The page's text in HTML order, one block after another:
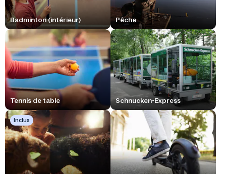
Badminton (intérieur) Pêche
Tennis de table Schnucken-Express
Inclus